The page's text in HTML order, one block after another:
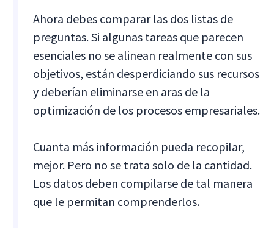
Ahora debes comparar las dos listas de
preguntas. Si algunas tareas que parecen
esenciales no se alinean realmente con sus
objetivos, están desperdiciando sus recursos
y deberían eliminarse en aras de la
optimización de los procesos empresariales.
Cuanta más información pueda recopilar,
mejor. Pero no se trata solo de la cantidad.
Los datos deben compilarse de tal manera
que le permitan comprenderlos.